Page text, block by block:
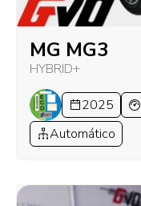
MG MG3
HYBRID+
2025
Automático